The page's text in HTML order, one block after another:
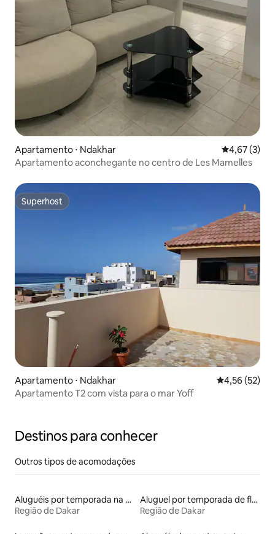
Apartamento ⋅ Ndakhar 4,67 de
4,67 (3)
Apartamento aconchegante no centro de Les Mamelles
Superhost
Superhost
Apartamento ⋅ Ndakhar 4,56 de uma
4,56 (52)
Apartamento T2 com vista para o mar Yoff
Destinos para conhecer
Outros tipos de acomodações
Aluguéis por temporada na orla
Região de Dakar
Aluguel por temporada de flats
Região de Dakar